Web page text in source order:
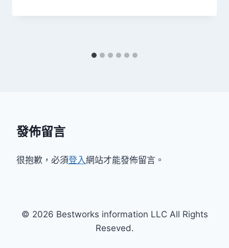
發佈留言
很抱歉，必須登入網站才能發佈留言。
© 2026 Bestworks information LLC All Rights
Reseved.